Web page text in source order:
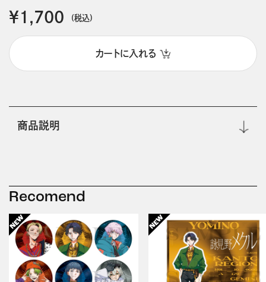
￥1,700 (税込)
カートに入れる
商品説明
Recomend